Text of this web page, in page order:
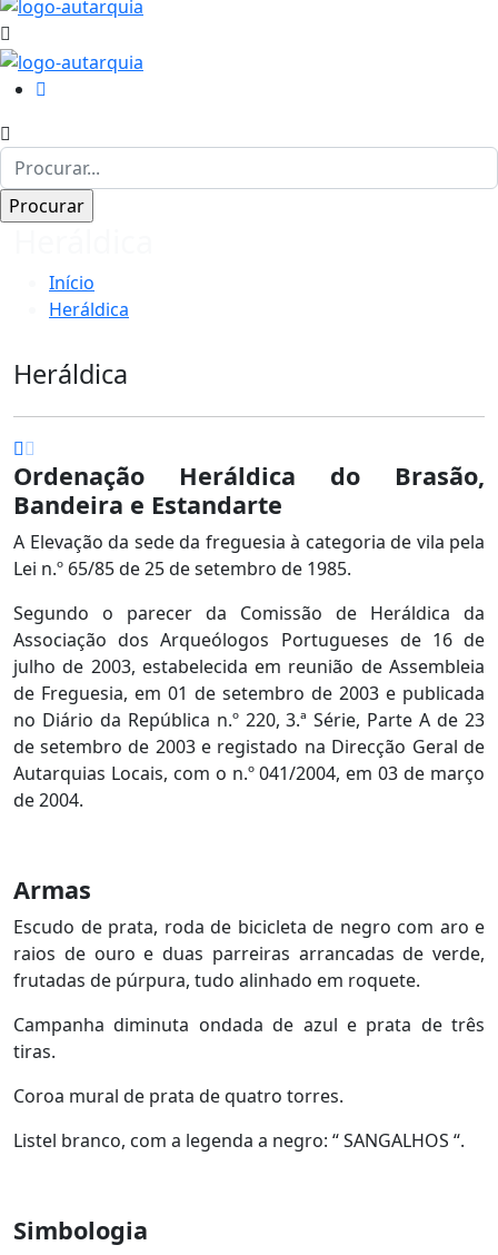
Início
Heráldica
Heráldica
Ordenação Heráldica do Brasão,
Bandeira e Estandarte
A Elevação da sede da freguesia à categoria de vila pela
Lei n.º 65/85 de 25 de setembro de 1985.
Segundo o parecer da Comissão de Heráldica da
Associação dos Arqueólogos Portugueses de 16 de
julho de 2003, estabelecida em reunião de Assembleia
de Freguesia, em 01 de setembro de 2003 e publicada
no Diário da República n.º 220, 3.ª Série, Parte A de 23
de setembro de 2003 e registado na Direcção Geral de
Autarquias Locais, com o n.º 041/2004, em 03 de março
de 2004.
Armas
Escudo de prata, roda de bicicleta de negro com aro e
raios de ouro e duas parreiras arrancadas de verde,
frutadas de púrpura, tudo alinhado em roquete.
Campanha diminuta ondada de azul e prata de três
tiras.
Coroa mural de prata de quatro torres.
Listel branco, com a legenda a negro: “ SANGALHOS “.
Simbologia